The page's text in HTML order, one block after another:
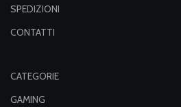
SPEDIZIONI
CONTATTI
CATEGORIE
GAMING